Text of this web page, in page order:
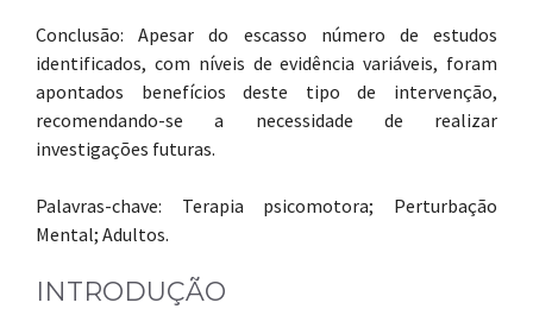
Conclusão: Apesar do escasso número de estudos
identificados, com níveis de evidência variáveis, foram
apontados benefícios deste tipo de intervenção,
recomendando-se a necessidade de realizar
investigações futuras.
Palavras-chave: Terapia psicomotora; Perturbação
Mental; Adultos.
INTRODUÇÃO